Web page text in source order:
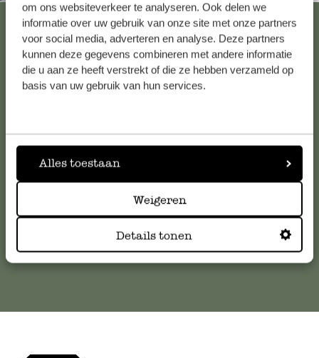
om ons websiteverkeer te analyseren. Ook delen we
informatie over uw gebruik van onze site met onze partners
voor social media, adverteren en analyse. Deze partners
kunnen deze gegevens combineren met andere informatie
die u aan ze heeft verstrekt of die ze hebben verzameld op
basis van uw gebruik van hun services.
Alles toestaan
Weigeren
Details tonen
Bekijk alle 62 winkels
Klantenservice
klantenservice. Of bekijk hier het antwoord op de
meestgestelde vragen
klantenservice@dille-kamille.com
Online Klantenservice